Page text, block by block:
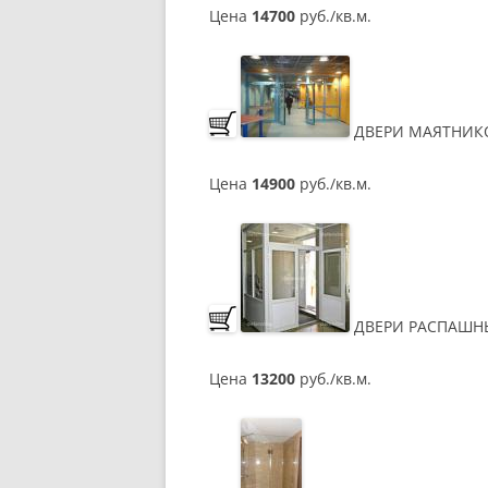
Цена 14700 руб./кв.м.
ДВЕРИ
Цена 14900 руб./кв.м.
ДВЕРИ
Цена 13200 руб./кв.м.